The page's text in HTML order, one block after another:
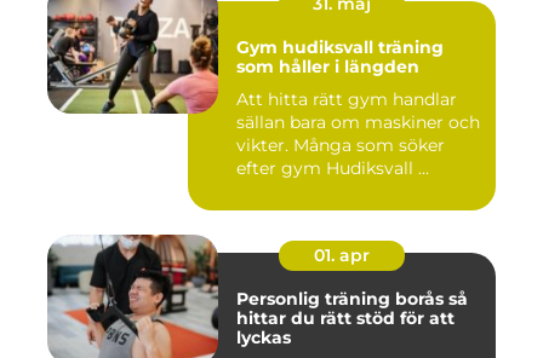
Gym hudiksvall träning
som håller i längden
Att hitta rätt gym handlar
sällan bara om maskiner och
vikter. Många som söker
efter gym Hudiksvall ...
01. apr
Personlig träning borås så
hittar du rätt stöd för att
lyckas